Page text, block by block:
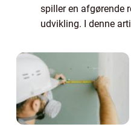
spiller en afgørende
udvikling. I denne
dens betydning,